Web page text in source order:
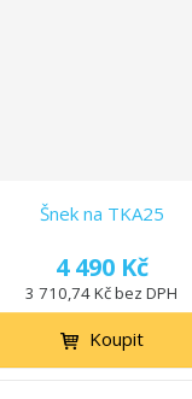
Šnek na TKA25
4 490 Kč
3 710,74 Kč bez DPH
Koupit